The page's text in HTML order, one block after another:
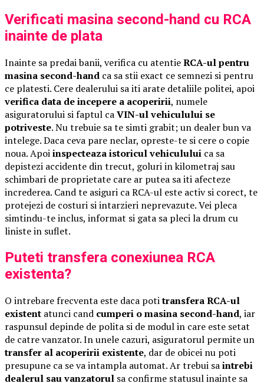
Verificati masina second-hand cu RCA
inainte de plata
Inainte sa predai banii, verifica cu atentieRCA-ul pentru
masina second-hand ca sa stii exact ce semnezi si pentru
ce platesti. Cere dealerului sa iti arate detaliile politei, apoi
verifica data de incepere a acoperirii, numele
asiguratorului si faptul caVIN-ul vehiculului se
potriveste. Nu trebuie sa te simti grabit; un dealer bun va
intelege. Daca ceva pare neclar, opreste-te si cere o copie
noua. Apoiinspecteaza istoricul vehiculului ca sa
depistezi accidente din trecut, goluri in kilometraj sau
schimbari de proprietate care ar putea sa iti afecteze
increderea. Cand te asiguri ca RCA-ul este activ si corect, te
protejezi de costuri si intarzieri neprevazute. Vei pleca
simtindu-te inclus, informat si gata sa pleci la drum cu
liniste in suflet.
Puteti transfera conexiunea RCA
existenta?
O intrebare frecventa este daca potitransfera RCA-ul
existent atunci cand cumperi o masina second-hand, iar
raspunsul depinde de polita si de modul in care este setat
de catre vanzator. In unele cazuri, asiguratorul permite un
transfer al acoperirii existente, dar de obicei nu poti
presupune ca se va intampla automat. Ar trebui saintrebi
dealerul sau vanzatorul sa confirme statusul inainte sa